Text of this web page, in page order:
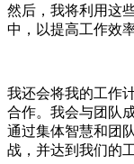
然后，我将利用这
中，以提高工作效
我还会将我的工作
合作。我会与团队
通过集体智慧和团
战，并达到我们的